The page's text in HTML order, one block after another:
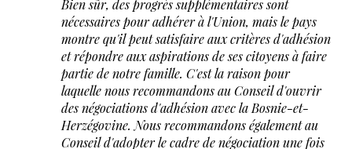
Bien sûr, des progrès supplémentaires sont
nécessaires pour adhérer à l'Union, mais le pays
montre qu'il peut satisfaire aux critères d'adhésion
et répondre aux aspirations de ses citoyens à faire
partie de notre famille. C'est la raison pour
laquelle nous recommandons au Conseil d'ouvrir
des négociations d'adhésion avec la Bosnie-et-
Herzégovine. Nous recommandons également au
Conseil d'adopter le cadre de négociation une fois